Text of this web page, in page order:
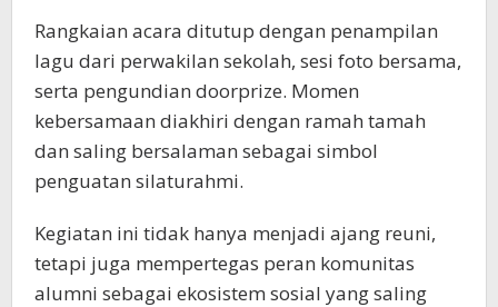
Rangkaian acara ditutup dengan penampilan
lagu dari perwakilan sekolah, sesi foto bersama,
serta pengundian doorprize. Momen
kebersamaan diakhiri dengan ramah tamah
dan saling bersalaman sebagai simbol
penguatan silaturahmi.
Kegiatan ini tidak hanya menjadi ajang reuni,
tetapi juga mempertegas peran komunitas
alumni sebagai ekosistem sosial yang saling